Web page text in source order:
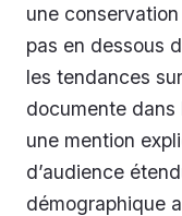
une
pas en dessous
les tendances
documente
une mention
d’audience
démographique